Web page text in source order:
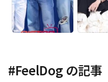
#FeelDog の記事